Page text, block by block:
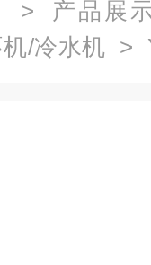
> 产品展
/冷水机 >